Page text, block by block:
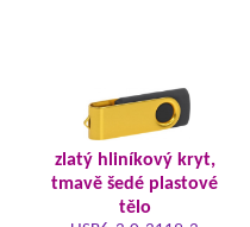
zlatý hliníkový kryt,
tmavě šedé plastové
tělo